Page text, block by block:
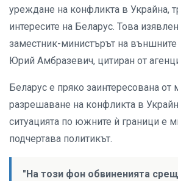
уреждане на конфликта в Украйна,
интересите на Беларус. Това
заместник-министърът на
Юрий Амбразевич, цитиран от
Беларус е пряко заинтересована от
разрешаване на конфликта в
ситуацията по южните ѝ граници е
подчертава политикът.
"На този фон обвиненията